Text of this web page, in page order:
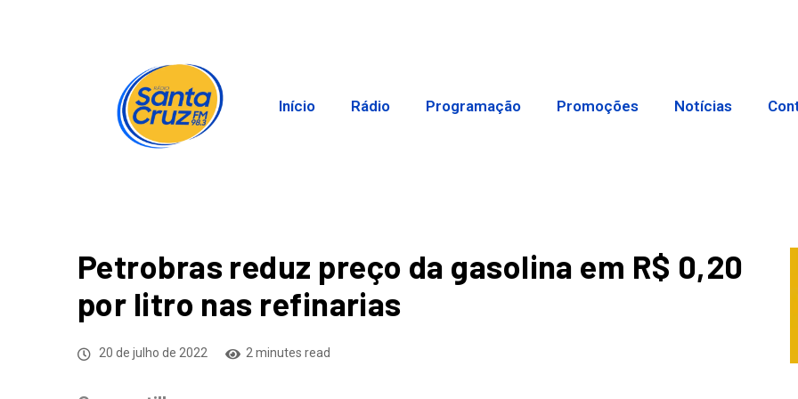
Início Rádio Programação Promoções Notícias
Petrobras reduz preço da gasolina em R$ 0,20
por litro nas refinarias
20 de julho de 2022 2 minutes read